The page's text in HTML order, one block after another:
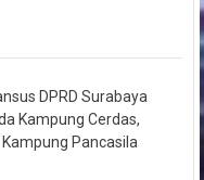
DPRD Surabaya
Kampung Cerdas,
Pancasila